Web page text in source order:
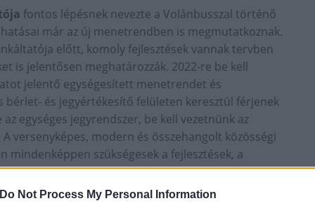
Do Not Process My Personal Information
fontos lépésnek nevezte a Volánbusszal történő
már az új menetrendben is megmutatkoznak.
előtt, komoly fejlesztések vannak tervben
is jelentősen meghatározzák. 2022-re be kell
jelentő egységesített menetrendet és
bérlet- és jegyértékesítő felületen keresztül férjenek
egységes jegyrendszer, be kell vezetnünk az
versenyképes, modern és összehangolt közösségi
mindenképpen szükségesek a fejlesztések, a
bevezetése. Az emeletes
állnak forgalomba, emellett 54 új HÉV-szerelvény,
Az új menetrendet már a MÁV-